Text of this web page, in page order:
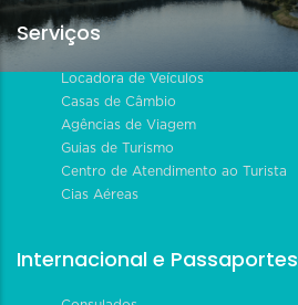
Serviços
Locadora de Veículos
Casas de Câmbio
Agências de Viagem
Guias de Turismo
Centro de Atendimento ao Turista
Cias Aéreas
Internacional e Passaportes